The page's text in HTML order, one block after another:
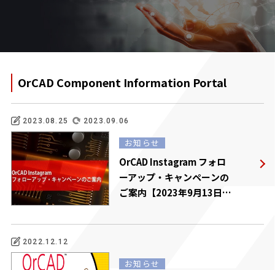
OrCAD Component Information Portal
2023.08.25 2023.09.06
お知らせ
OrCAD Instagram フォロ
ーアップ・キャンペーンの
ご案内【2023年9月13日ま
2022.12.12
お知らせ